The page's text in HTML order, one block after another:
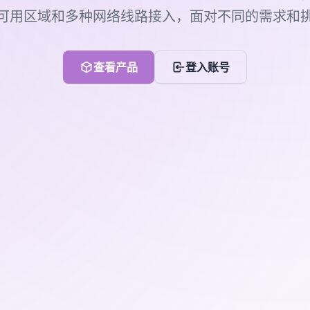
用区域和多种网络线路接入，面对不同的需求和
查看产品 登入账号